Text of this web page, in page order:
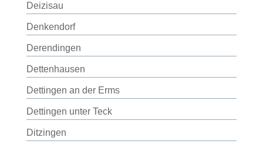
Deizisau
Denkendorf
Derendingen
Dettenhausen
Dettingen an der Erms
Dettingen unter Teck
Ditzingen